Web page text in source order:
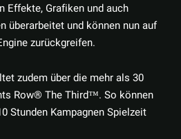
Effekte, Grafiken und auch
überarbeitet und können nun auf
zurückgreifen.
zudem über die mehr als 30
Row® The Third™. So können
Stunden Kampagnen Spielzeit